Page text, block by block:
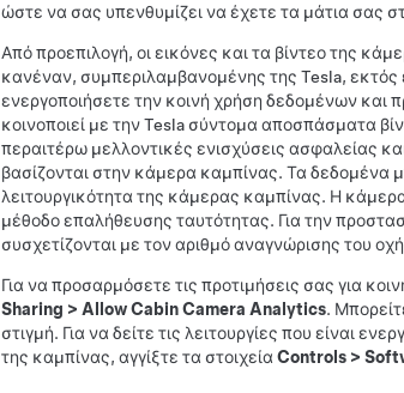
ώστε να σας υπενθυμίζει να έχετε τα μάτια σας
Από προεπιλογή, οι εικόνες και τα βίντεο της
κανέναν, συμπεριλαμβανομένης της Tesla,
ενεργοποιήσετε την κοινή χρήση δεδομένων
κοινοποιεί με την Tesla σύντομα αποσπάσματα
περαιτέρω μελλοντικές ενισχύσεις ασφαλείας
βασίζονται στην κάμερα καμπίνας. Τα δεδομένα
λειτουργικότητα της κάμερας καμπίνας. Η
μέθοδο επαλήθευσης ταυτότητας. Για την
συσχετίζονται με τον αριθμό αναγνώρισης του
Για να προσαρμόσετε τις προτιμήσεις σας για
Sharing > Allow Cabin Camera Analytics.
στιγμή. Για να δείτε τις λειτουργίες που είναι
της καμπίνας, αγγίξτε τα στοιχεία Controls >